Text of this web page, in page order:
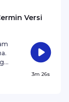
Versi
3m 26s